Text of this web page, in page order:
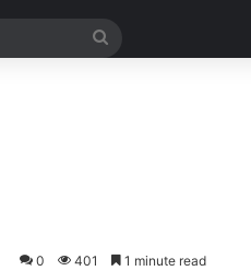
Search
0 401 1 minute read